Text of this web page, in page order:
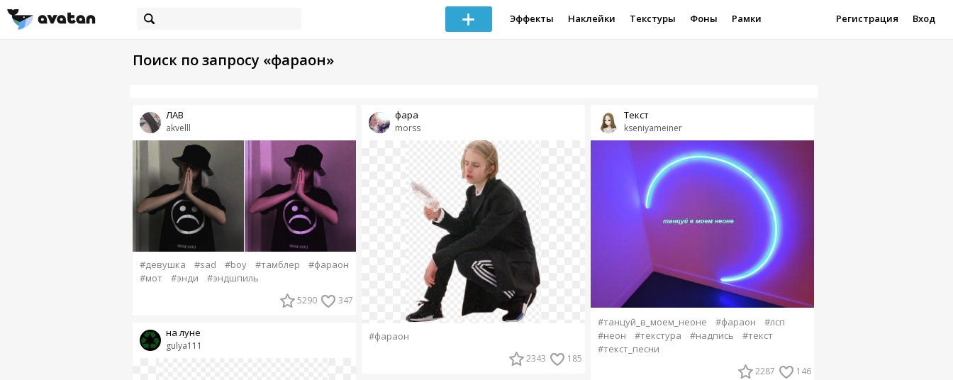
Эффекты Наклейки Текстуры Фоны Рамки Регистрация Вход
Поиск по запросу «фараон»
akvelll
ЛАВ
#девушка #sad #boy #тамблер
#фараон
#мот
#энди #эндшпиль
5290 347
gulya111
на луне
morss
фара
#фараон
2343 185
kseniyameiner
Текст
#танцуй_в_моем_неоне #фараон
#лсп
#неон
#текстура #надпись
#текст
#текст_песни
2287 146